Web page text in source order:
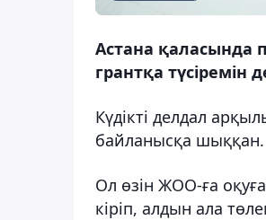
Астана қаласында
грантқа
Күдікті делдал
байланысқа шыққан.
Ол өзін ЖОО-ға
кіріп, алдын ала